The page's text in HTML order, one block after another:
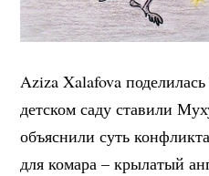
Aziza Xalafova
детском саду ставили
объяснили суть
для комара – крылатый